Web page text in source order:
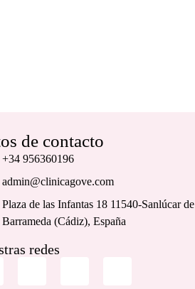
de contacto
+34 956360196
admin@clinicagove.com
Plaza de las Infantas 18 11540-Sanlúcar de
Barrameda (Cádiz), España
redes